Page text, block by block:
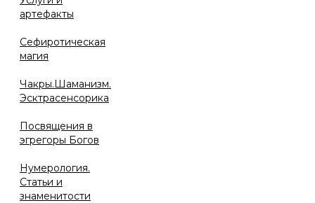
артефакты
Сефиротическая
магия
Чакры.Шаманизм.
Эсктрасенсорика
Посвящения в
эгрегоры Богов
Нумерология.
Статьи и
знаменитости